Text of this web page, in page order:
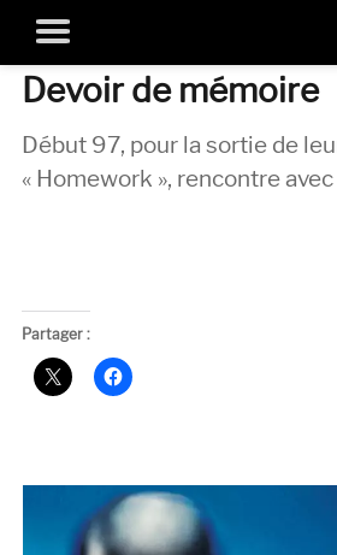
Devoir de mémoire
Début 97, pour la sortie de
« Homework », rencontre
Partager :